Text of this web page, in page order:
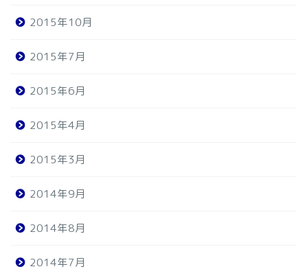
2015年10月
2015年7月
2015年6月
2015年4月
2015年3月
2014年9月
2014年8月
2014年7月